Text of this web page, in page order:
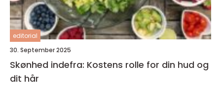
editorial
30. September 2025
Skønhed indefra: Kostens rolle for din hud og
dit hår